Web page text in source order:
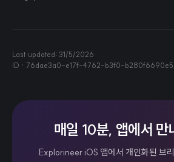
Last updated: 31/5/2026
ID · 76dae3a0-e17f-4762-b3f0-
매일 10분, 앱에서 만
Explorineer iOS 앱에서 개인화된 브